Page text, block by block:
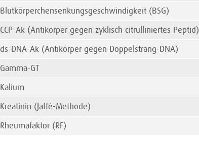
Blutkörperchensenkungsgeschwindigkeit (BSG)
CCP-Ak (Antikörper gegen zyklisch citrulliniertes Peptid)
ds-DNA-Ak (Antikörper gegen Doppelstrang-DNA)
Gamma-GT
Kalium
Kreatinin (Jaffé-Methode)
Rheumafaktor (RF)